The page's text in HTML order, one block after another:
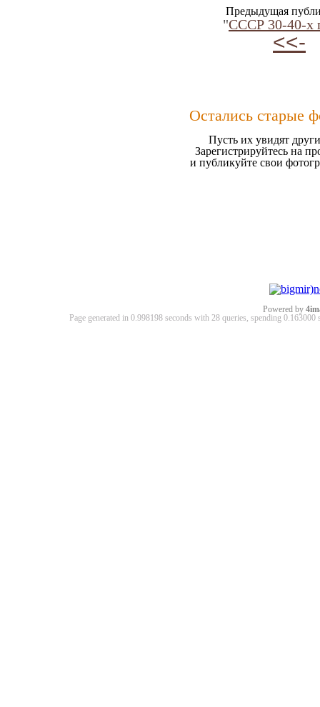
Предыдущая
"СССР 30-40-х
<<-
Остались старые
Пусть их увидят
Зарегистрируйтесь на
и публикуйте свои
Powered by
Page generated in 0.998198 seconds with 28 queries, spending